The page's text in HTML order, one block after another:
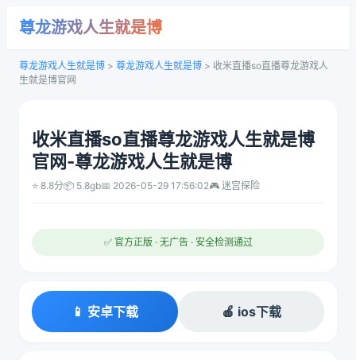
尊龙游戏人生就是博
尊龙游戏人生就是博 > 尊龙游戏人生就是博 > 收米直播so直播尊龙游戏人
生就是博官网
收米直播so直播尊龙游戏人生就是博
官网-尊龙游戏人生就是博
⭐ 8.8分📦 5.8gb📅 2026-05-29 17:56:02🎮 迷宫探险
✅ 官方正版 · 无广告 · 安全检测通过
📱 安卓下载 🍎 ios下载